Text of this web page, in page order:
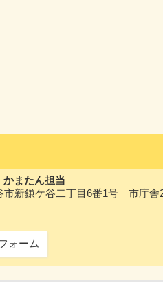
またん担当
新鎌ケ谷二丁目6番1号 市庁舎
ォーム